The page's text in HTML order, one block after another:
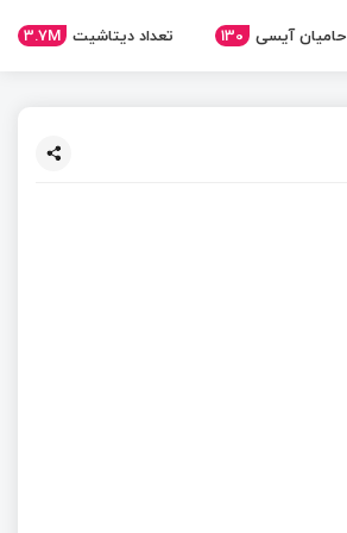
حامیان آیسی 130 تعداد دیتاشیت 3.7M